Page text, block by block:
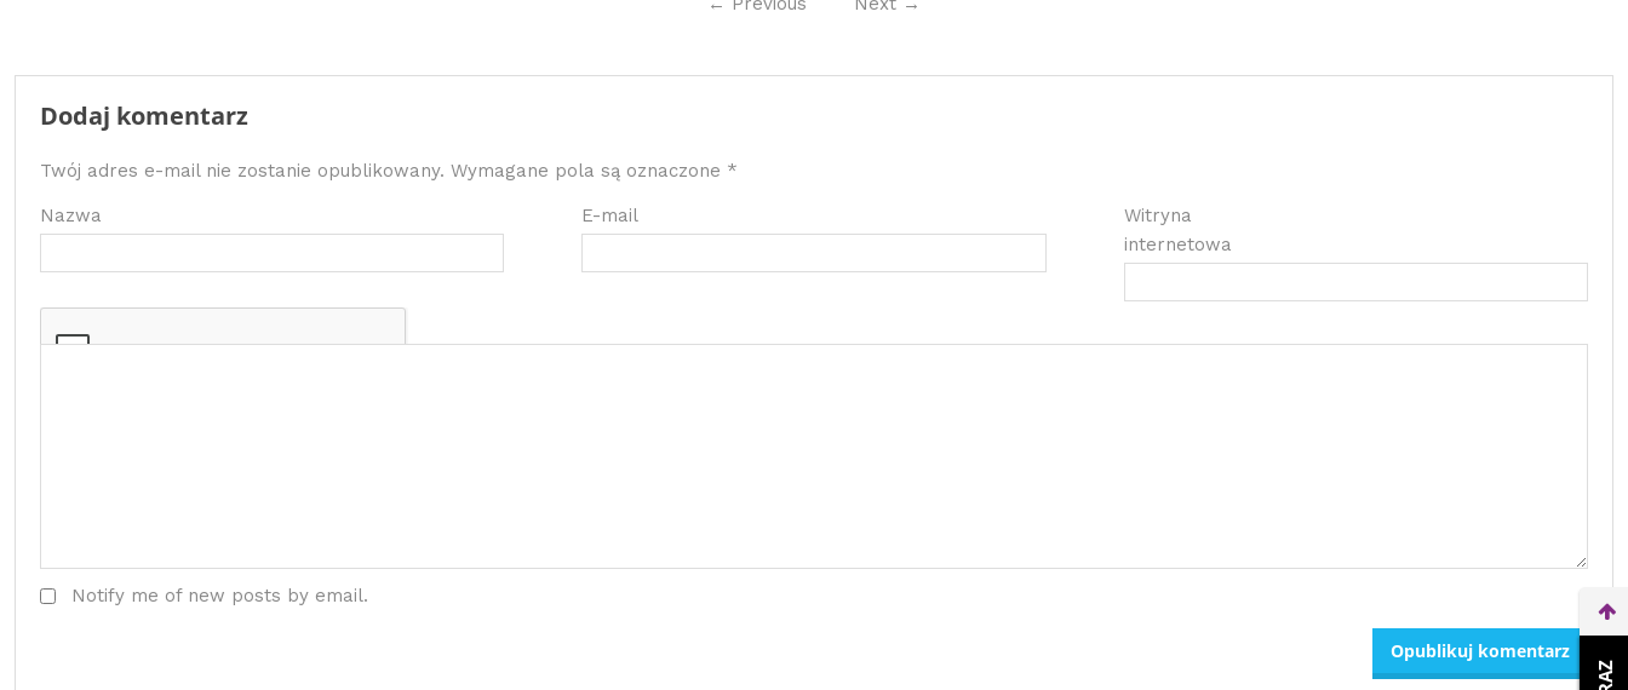
Dodaj komentarz
Twój adres e-mail nie zostanie opublikowany. Wymagane pola są oznaczone *
Nazwa E-mail
Witryna
internetowa
Notify me of new posts by email.